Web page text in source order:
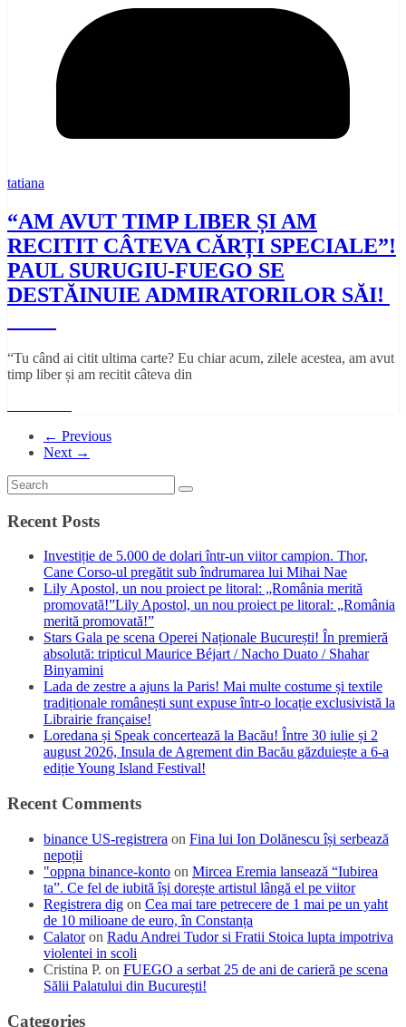
tatiana
“AM AVUT TIMP LIBER ȘI AM
RECITIT CÂTEVA CĂRȚI SPECIALE”!
PAUL SURUGIU-FUEGO SE
DESTĂINUIE ADMIRATORILOR SĂI!
“Tu când ai citit ultima carte? Eu chiar acum, zilele acestea, am avut
timp liber și am recitit câteva din
← Previous
Next →
Recent Posts
Investiție de 5.000 de dolari într-un viitor campion. Thor,
Cane Corso-ul pregătit sub îndrumarea lui Mihai Nae
Lily Apostol, un nou proiect pe litoral: „România merită
promovată!”Lily Apostol, un nou proiect pe litoral: „România
merită promovată!”
Stars Gala pe scena Operei Naționale București! În premieră
absolută: tripticul Maurice Béjart / Nacho Duato / Shahar
Binyamini
Lada de zestre a ajuns la Paris! Mai multe costume și textile
tradiționale românești sunt expuse într-o locație exclusivistă la
Librairie française!
Loredana și Speak concertează la Bacău! Între 30 iulie și 2
august 2026, Insula de Agrement din Bacău găzduiește a 6-a
ediție Young Island Festival!
Recent Comments
binance US-registrera on Fina lui Ion Dolănescu își serbează
nepoții
"oppna binance-konto on Mircea Eremia lansează “Iubirea
ta”. Ce fel de iubită își dorește artistul lângă el pe viitor
Registrera dig on Cea mai tare petrecere de 1 mai pe un yaht
de 10 milioane de euro, în Constanța
Calatoron Radu Andrei Tudor si Fratii Stoica lupta impotriva
violentei in scoli
Cristina P. on FUEGO a serbat 25 de ani de carieră pe scena
Sălii Palatului din București!
Categories